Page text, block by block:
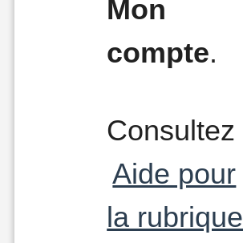
Mon
compte.
Consultez
Aide pour
la rubrique